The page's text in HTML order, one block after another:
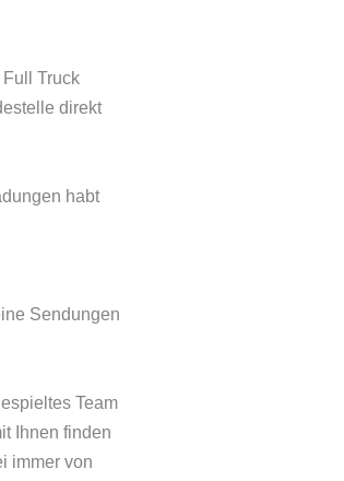
Truck
direkt
habt
Sendungen
Team
Ihnen finden
immer von